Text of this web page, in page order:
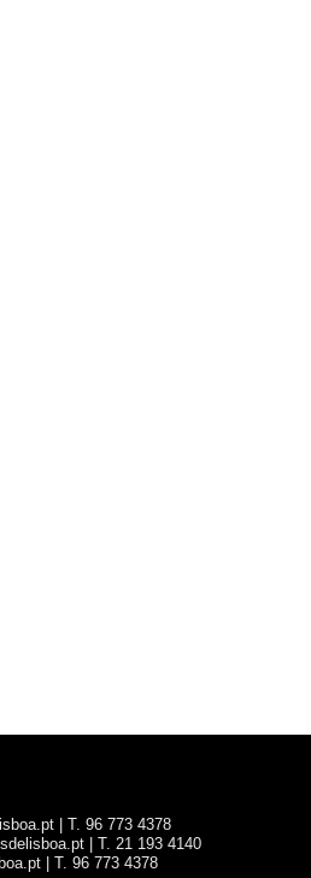
| T. 96 773 4378
| T. 21 193 4140
| T. 96 773 4378